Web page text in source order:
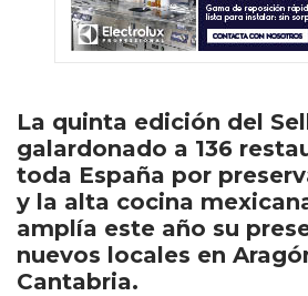
La quinta edición del
galardonado a 136
toda España por
y la alta cocina
amplía este año su
nuevos locales en
Cantabria.